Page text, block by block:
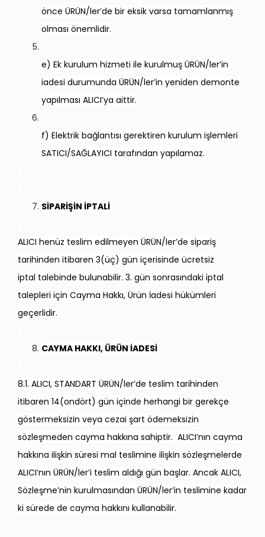
önce ÜRÜN/ler’de bir eksik varsa tamamlanmış
olması önemlidir.
e) Ek kurulum hizmeti ile kurulmuş ÜRÜN/ler’in
iadesi durumunda ÜRÜN/ler’in yeniden demonte
yapılması ALICI’ya aittir.
f) Elektrik bağlantısı gerektiren kurulum işlemleri
SATICI/SAĞLAYICI tarafından yapılamaz.
SİPARİŞİN İPTALİ
ALICI henüz teslim edilmeyen ÜRÜN/ler’de sipariş
tarihinden itibaren 3(üç) gün içerisinde ücretsiz
iptal talebinde bulunabilir. 3. gün sonrasındaki iptal
talepleri için Cayma Hakkı, Ürün İadesi hükümleri
geçerlidir.
CAYMA HAKKI, ÜRÜN İADESİ
8.1. ALICI, STANDART ÜRÜN/ler’de teslim tarihinden
itibaren 14(ondört) gün içinde herhangi bir gerekçe
göstermeksizin veya cezai şart ödemeksizin
sözleşmeden cayma hakkına sahiptir. ALICI’nın cayma
hakkına ilişkin süresi mal teslimine ilişkin sözleşmelerde
ALICI’nın ÜRÜN/ler’i teslim aldığı gün başlar. Ancak ALICI,
Sözleşme’nin kurulmasından ÜRÜN/ler’in teslimine kadar
ki sürede de cayma hakkını kullanabilir.